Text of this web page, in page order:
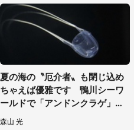
夏の海の〝厄介者〟も閉じ込め
ちゃえば優雅です 鴨川シーワ
ールドで「アンドンクラゲ」期
間限定展示【7／29～】
森山 光